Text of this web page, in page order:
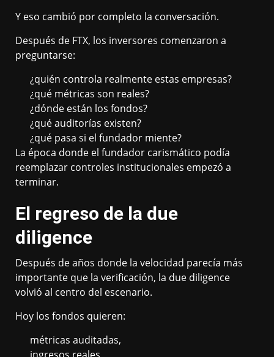
Y eso cambió por completo la conversación.
Después de FTX, los inversores comenzaron a
preguntarse:
¿quién controla realmente estas empresas?
¿qué métricas son reales?
¿dónde están los fondos?
¿qué auditorías existen?
¿qué pasa si el fundador miente?
La época donde el fundador carismático podía
reemplazar controles institucionales empezó a
terminar.
El regreso de la due
diligence
Después de años donde la velocidad parecía más
importante que la verificación, la due diligence
volvió al centro del escenario.
Hoy los fondos quieren:
métricas auditadas,
ingresos reales,